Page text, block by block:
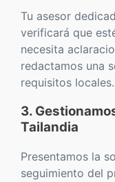
Tu asesor
verificará que
necesita
redactamos una
requisitos locales.
3.
Tailandia
Presentamos la
seguimiento del